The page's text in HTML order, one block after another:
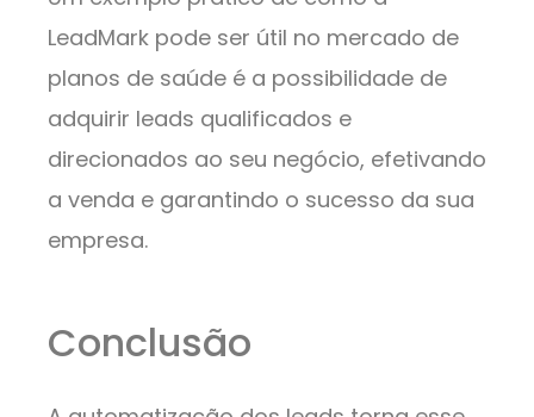
LeadMark pode ser útil no mercado de
planos de saúde é a possibilidade de
adquirir leads qualificados e
direcionados ao seu negócio, efetivando
a venda e garantindo o sucesso da sua
empresa.
Conclusão